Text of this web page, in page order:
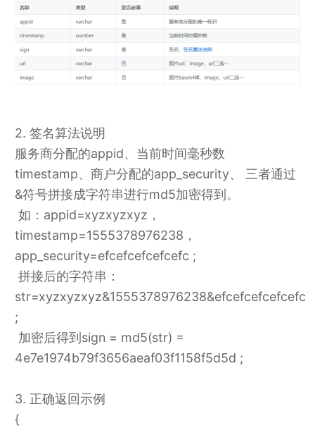
2. 签名算法说明
服务商分配的appid、当前时间毫秒数
timestamp、商户分配的app_security、 三者通过
&符号拼接成字符串进行md5加密得到。
如：appid=xyzxyzxyz，
timestamp=1555378976238，
app_security=efcefcefcefcefc ;
拼接后的字符串：
str=xyzxyzxyz&1555378976238&efcefcefcefcefc
;
加密后得到sign = md5(str) =
4e7e1974b79f3656aeaf03f1158f5d5d ;
3. 正确返回示例
{